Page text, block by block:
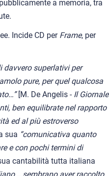
a memoria, tra
Incide CD per Frame, per
davvero superlativi per
pure, per quel qualcosa
[M. De Angelis - Il Giornale
ben equilibrate nel rapporto
ed al più estroverso
sua “comunicativa quanto
e con pochi termini di
cantabilità tutta italiana